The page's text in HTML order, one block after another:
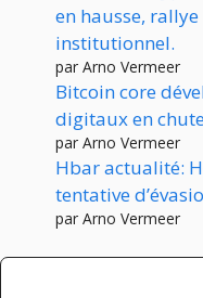
en hausse,
institutionnel.
par Arno Vermeer
Bitcoin core
digitaux en
par Arno Vermeer
Hbar actualité:
tentative
par Arno Vermeer